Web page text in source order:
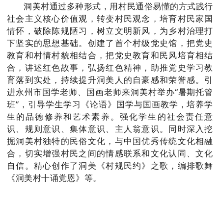
洞美村通过多种形式，用村民通俗易懂的方式践行
社会主义核心价值观，转变村民观念，培育村民家国
情怀，破除陈规陋习，树立文明新风，为乡村治理打
下坚实的思想基础。创建了首个村级党史馆，把党史
教育和村情村貌相结合，把党史教育和民风培育相结
合，讲述红色故事，弘扬红色精神，助推党史学习教
育落到实处，持续提升洞美人的自豪感和荣誉感。引
进永州市国学老师、国画老师来洞美村举办“暑期托管
班”，引导学生学习《论语》国学与国画教学，培养学
生的品德修养和艺术素养。强化学生的社会责任意
识、规则意识、集体意识、主人翁意识。同时深入挖
掘洞美村独特的民俗文化，与中国优秀传统文化相融
合，切实增强村民之间的情感联系和文化认同、文化
自信。精心创作了洞美《村规民约》之歌，编排歌舞
《洞美村十诵党恩》等。